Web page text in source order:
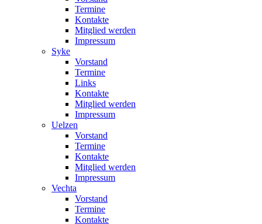
Termine
Kontakte
Mitglied werden
Impressum
Syke
Vorstand
Termine
Links
Kontakte
Mitglied werden
Impressum
Uelzen
Vorstand
Termine
Kontakte
Mitglied werden
Impressum
Vechta
Vorstand
Termine
Kontakte